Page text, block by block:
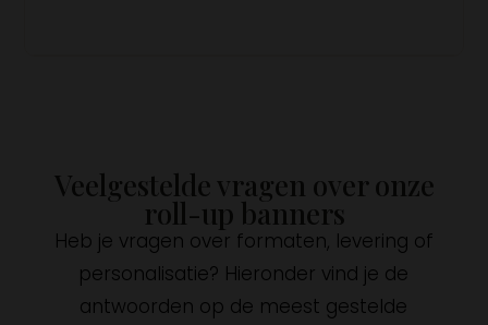
Veelgestelde vragen over onze
roll-up banners
Heb je vragen over formaten, levering of
personalisatie? Hieronder vind je de
antwoorden op de meest gestelde